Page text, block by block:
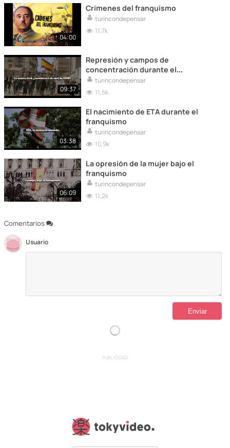
Comentarios
Usuario
04:00
Crímenes del franquismo
turincondepensar
11,7k
09:37
Represión y campos de
concentración durante el
franquismo
turincondepensar
11,5k
03:38
El nacimiento de ETA durante el
franquismo
turincondepensar
10,9k
06:09
La opresión de la mujer bajo el
franquismo
turincondepensar
11,2k
PUBLICIDAD